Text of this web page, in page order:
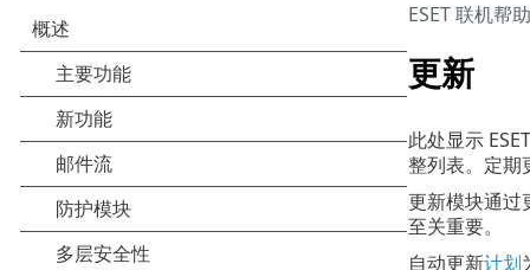
更新
ESET 联机帮助
此处显示
整列表。定期
更新模块通过
至关重要。
自动更新计划